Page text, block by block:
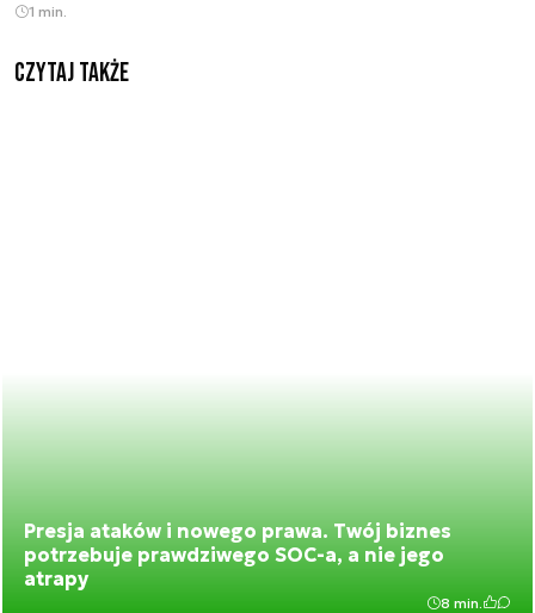
1 min.
Czytaj także
Presja ataków i nowego prawa. Twój biznes
potrzebuje prawdziwego SOC-a, a nie jego
atrapy
8 min.